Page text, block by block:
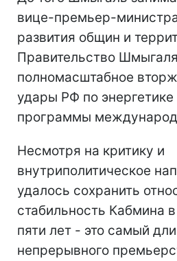
вице-премьер-
развития общин и
Правительство
полномасштабное
удары РФ по
программы
Несмотря на критику и
внутриполитическое
удалось сохранить
стабильность Кабмина
пяти лет - это самый
непрерывного